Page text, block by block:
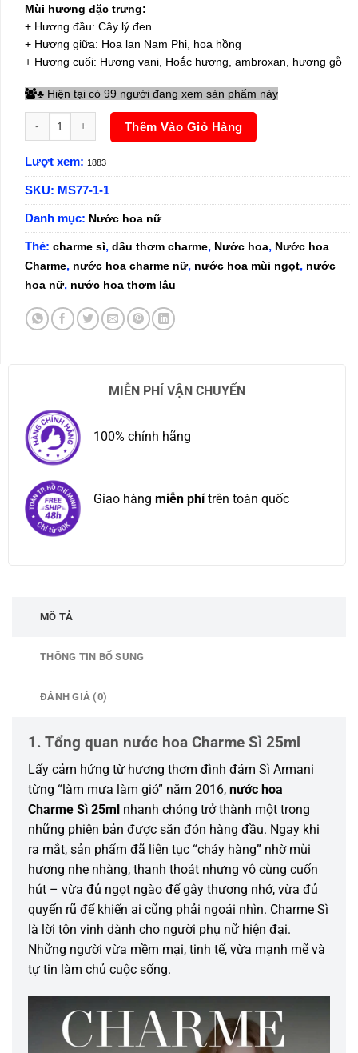
Mùi hương đặc trưng:
+ Hương đầu: Cây lý đen
+ Hương giữa: Hoa lan Nam Phi, hoa hồng
+ Hương cuối: Hương vani, Hoắc hương, ambroxan, hương gỗ
♣ Hiện tại có 99 người đang xem sản phẩm này
Nước hoa nữ Charme Sì 25ml số lượng
Thêm Vào Giỏ Hàng
Lượt xem: 1883
SKU: MS77-1-1
Danh mục: Nước hoa nữ
Thẻ: charme sì, dầu thơm charme, Nước hoa, Nước hoa
Charme, nước hoa charme nữ, nước hoa mùi ngọt, nước
hoa nữ, nước hoa thơm lâu
MIỄN PHÍ VẬN CHUYỂN
100% chính hãng
Giao hàng miễn phítrên toàn quốc
MÔ TẢ
THÔNG TIN BỔ SUNG
ĐÁNH GIÁ (0)
1. Tổng quan nước hoa Charme Sì 25ml
Lấy cảm hứng từ hương thơm đình đám Sì Armani
từng “làm mưa làm gió” năm 2016, nước hoa
Charme Sì 25ml nhanh chóng trở thành một trong
những phiên bản được săn đón hàng đầu. Ngay khi
ra mắt, sản phẩm đã liên tục “cháy hàng” nhờ mùi
hương nhẹ nhàng, thanh thoát nhưng vô cùng cuốn
hút – vừa đủ ngọt ngào để gây thương nhớ, vừa đủ
quyến rũ để khiến ai cũng phải ngoái nhìn. Charme Sì
là lời tôn vinh dành cho người phụ nữ hiện đại.
Những người vừa mềm mại, tinh tế, vừa mạnh mẽ và
tự tin làm chủ cuộc sống.